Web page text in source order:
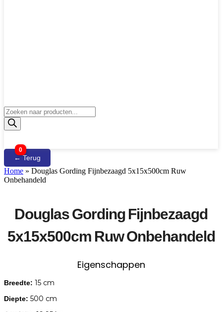
Producten
zoeken
0
← Terug
Home » Douglas Gording Fijnbezaagd 5x15x500cm Ruw
Onbehandeld
Douglas Gording Fijnbezaagd
5x15x500cm Ruw Onbehandeld
Eigenschappen
Breedte: 15 cm
Diepte: 500 cm